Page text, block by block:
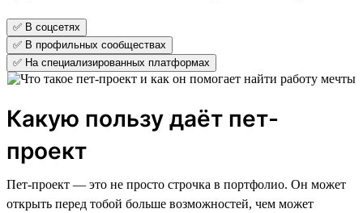
✅ В соцсетях
✅ В профильных сообществах
✅ На специализированных платформах
Какую пользу даёт пет-
проект
Пет-проект — это не просто строчка в портфолио. Он может
открыть перед тобой больше возможностей, чем может